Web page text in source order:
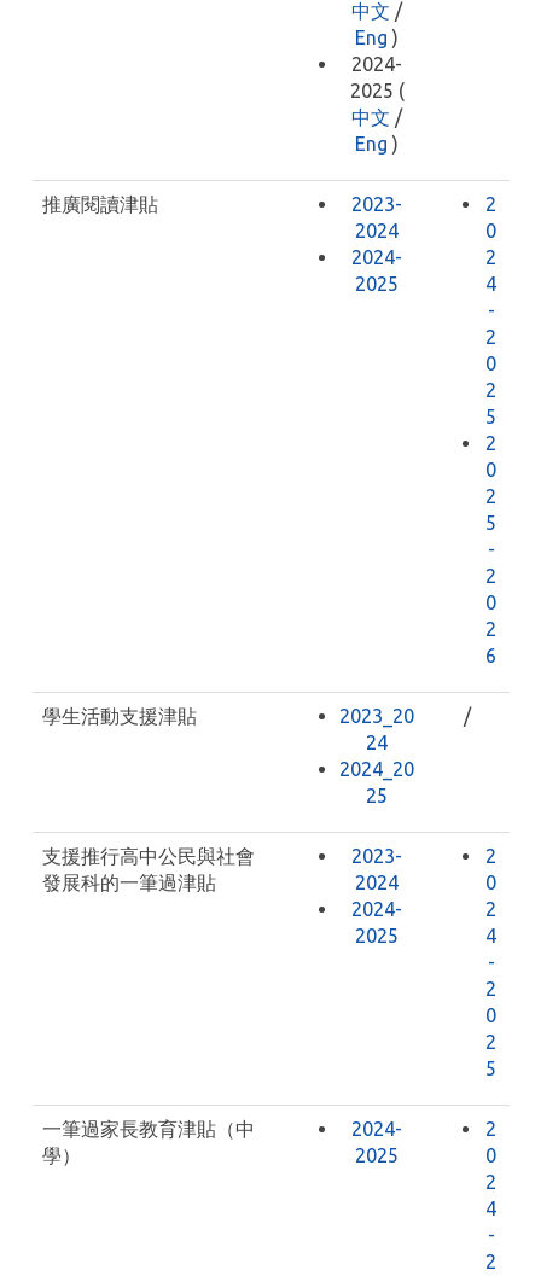
中文 /
Eng )
2024-
2025 (
中文 /
Eng )
推廣閱讀津貼
2023-
2024
2024-
2025
2
0
2
4
-
2
0
2
5
2
0
2
5
-
2
0
2
6
學生活動支援津貼
2023_20
24
2024_20
25
/
支援推行高中公民與社會
發展科的一筆過津貼
2023-
2024
2024-
2025
2
0
2
4
-
2
0
2
5
一筆過家長教育津貼（中
學）
2024-
2025
2
0
2
4
-
2